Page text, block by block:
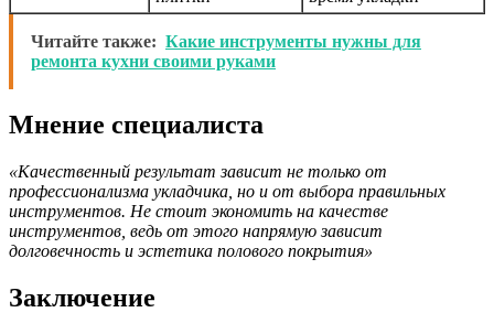
Читайте также: Какие инструменты нужны для
ремонта кухни своими руками
Мнение специалиста
«Качественный результат зависит не только от
профессионализма укладчика, но и от выбора правильных
инструментов. Не стоит экономить на качестве
инструментов, ведь от этого напрямую зависит
долговечность и эстетика полового покрытия»
Заключение